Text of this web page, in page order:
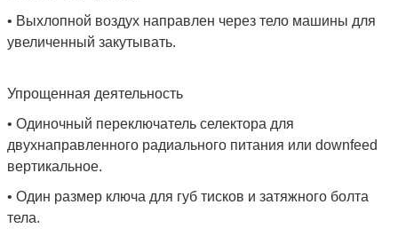
• Выхлопной воздух направлен через тело машины для
увеличенный закутывать.
Упрощенная деятельность
• Одиночный переключатель селектора для
двухнаправленного радиального питания или downfeed
вертикальное.
• Один размер ключа для губ тисков и затяжного болта
тела.